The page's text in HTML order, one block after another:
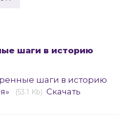
шаги в историю
шаги в историю
(53.1 Kb) Скачать